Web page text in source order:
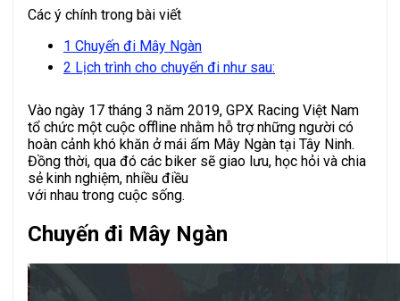
Các ý chính trong bài viết
1 Chuyến đi Mây Ngàn
2 Lịch trình cho chuyến đi như sau:
Vào ngày 17 tháng 3 năm 2019, GPX Racing Việt Nam
tổ chức một cuộc offline nhằm hỗ trợ những người có
hoàn cảnh khó khăn ở mái ấm Mây Ngàn tại Tây Ninh.
Đồng thời, qua đó các biker sẽ giao lưu, học hỏi và chia
sẻ kinh nghiệm, nhiều điều
với nhau trong cuộc sống.
Chuyến đi Mây Ngàn